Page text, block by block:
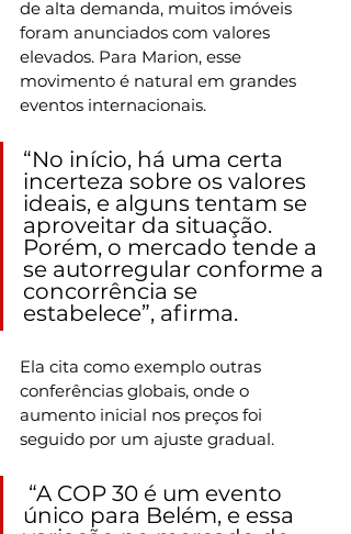
de alta demanda, muitos imóveis
foram anunciados com valores
elevados. Para Marion, esse
movimento é natural em grandes
eventos internacionais.
“No início, há uma certa
incerteza sobre os valores
ideais, e alguns tentam se
aproveitar da situação.
Porém, o mercado tende a
se autorregular conforme a
concorrência se
estabelece”, afirma.
Ela cita como exemplo outras
conferências globais, onde o
aumento inicial nos preços foi
seguido por um ajuste gradual.
único para Belém, e essa